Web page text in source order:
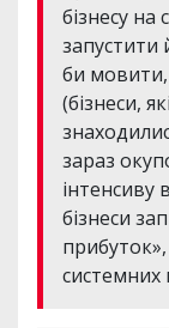
бізнесу
би мовити,
(бізнеси,
зараз
інтенсиву
бізнеси